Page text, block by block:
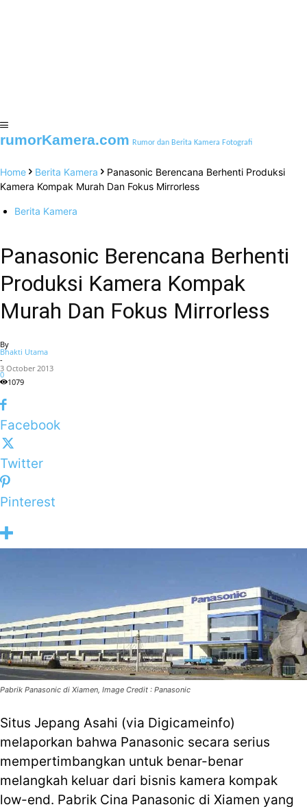
rumorKamera.com Rumor dan Berita Kamera Fotografi
Home Berita Kamera
Panasonic Berencana Berhenti Produksi
Kamera Kompak Murah Dan Fokus Mirrorless
Berita Kamera
Panasonic Berencana Berhenti
Produksi Kamera Kompak
Murah Dan Fokus Mirrorless
By
Bhakti Utama
-
3 October 2013
0
1079
Facebook
Twitter
Pinterest
Pabrik Panasonic di Xiamen, Image Credit : Panasonic
Situs Jepang Asahi (via Digicameinfo)
melaporkan bahwa Panasonic secara serius
mempertimbangkan untuk benar-benar
melangkah keluar dari bisnis kamera kompak
low-end. Pabrik Cina Panasonic di Xiamen yang